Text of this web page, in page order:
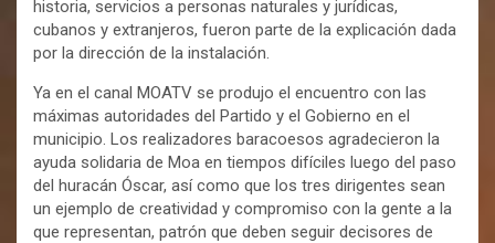
historia, servicios a personas naturales y jurídicas,
cubanos y extranjeros, fueron parte de la explicación dada
por la dirección de la instalación.
Ya en el canal MOATV se produjo el encuentro con las
máximas autoridades del Partido y el Gobierno en el
municipio. Los realizadores baracoesos agradecieron la
ayuda solidaria de Moa en tiempos difíciles luego del paso
del huracán Óscar, así como que los tres dirigentes sean
un ejemplo de creatividad y compromiso con la gente a la
que representan, patrón que deben seguir decisores de